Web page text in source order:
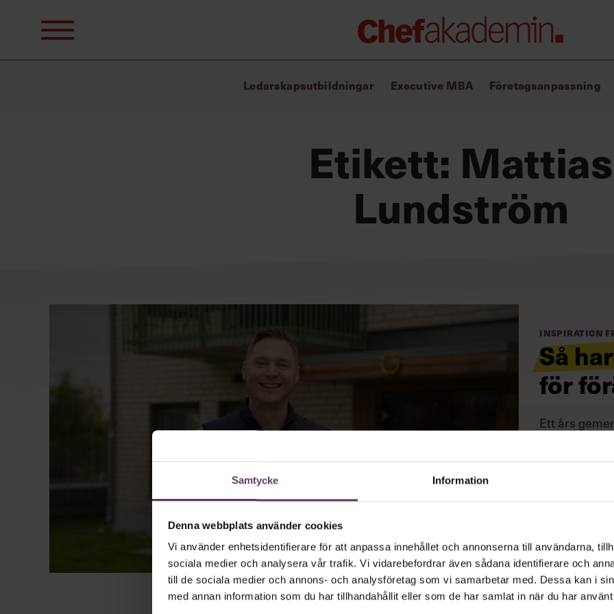
Samtycke Information
Denna webbplats använder cookies
Vi använder enhetsidentifierare för att anpassa innehållet och annonserna till användarna,
sociala medier och analysera vår trafik. Vi vidarebefordrar även sådana identifierare och
till de sociala medier och annons- och analysföretag som vi samarbetar med. Dessa kan i
med annan information som du har tillhandahållit eller som de har samlat in när du har
efter: Chefakademin+
Lyft ditt ledarskap med C+
Ledarskapsbiblioteket
Ledarskapstest
Chef GPT – din chefsassistent i
fickan
Ledarskapsutbildningar Executive MBA Företagsanpassning
Etikett: Mattias
Lundström
Inspiration
Så
för
Ett års